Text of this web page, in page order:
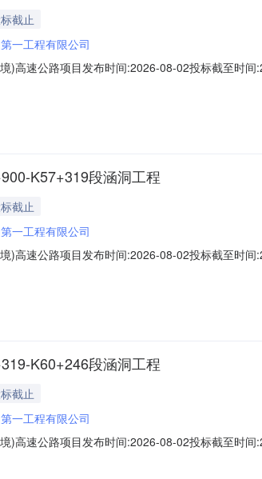
截止
一工程有限公司
)高速公路项目发布时间:2026-08-02投标截至时
二、招标工程信息1.项目概况江津经泸州至宜宾
K57+319段涵洞工程
截止
一工程有限公司
)高速公路项目发布时间:2026-08-02投标截至时
二、招标工程信息1.项目概况江津经泸州至宜宾
K60+246段涵洞工程
截止
一工程有限公司
)高速公路项目发布时间:2026-08-02投标截至时
二、招标工程信息1.项目概况江津经泸州至宜宾